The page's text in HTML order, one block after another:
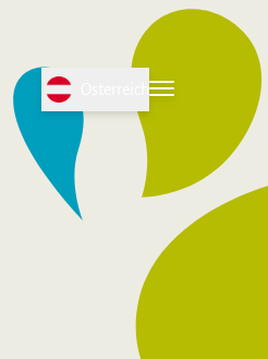
Open Language menu
Open menu